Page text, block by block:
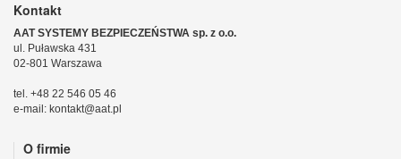
Kontakt
AAT SYSTEMY BEZPIECZEŃSTWA sp. z o.o.
ul. Puławska 431
02-801 Warszawa
tel. +48 22 546 05 46
e-mail: kontakt@aat.pl
O firmie